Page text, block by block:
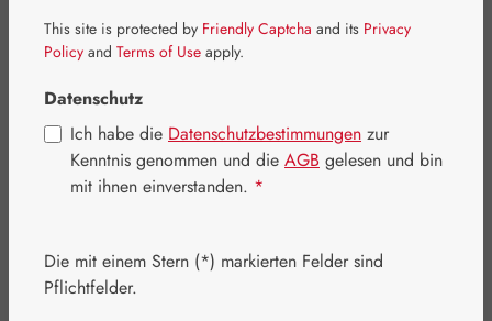
Regulärer Preis:
21,90 €
This site is protected by Friendly Captcha and its Privacy
Policy and Terms of Use apply.
Datenschutz
Ich habe die Datenschutzbestimmungen zur
Kenntnis genommen und die AGB gelesen und bin
mit ihnen einverstanden. *
Die mit einem Stern (*) markierten Felder sind
Pflichtfelder.